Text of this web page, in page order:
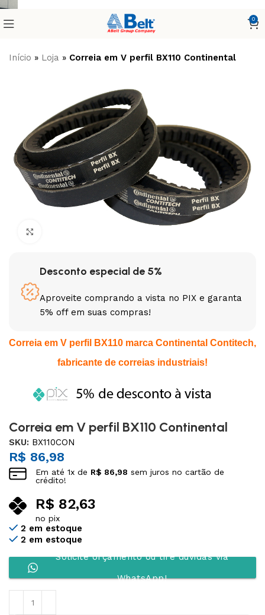
0
Início » Loja » Correia em V perfil BX110 Continental
Desconto especial de 5%
Aproveite comprando a vista no PIX e garanta
5% off em suas compras!
Correia em V perfil BX110 marca Continental Contitech,
fabricante de correias industriais!
Correia em V perfil BX110 Continental
SKU: BX110CON
R$ 86,98
Em até1x de R$ 86,98 sem juros no cartão de
crédito!
R$ 82,63
no pix
2 em estoque
2 em estoque
Solicite orçamento ou tire dúvidas via
WhatsApp!